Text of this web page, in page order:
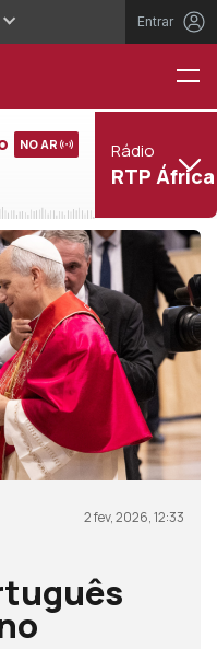
Entrar
NO AR Rádio
RTP África
2 fev, 2026, 12:33